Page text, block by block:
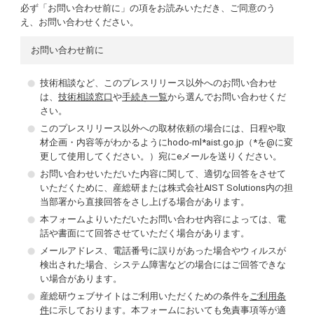
必ず「お問い合わせ前に」の項をお読みいただき、ご同意のう
え、お問い合わせください。
お問い合わせ前に
技術相談など、このプレスリリース以外へのお問い合わせ
は、技術相談窓口や手続き一覧から選んでお問い合わせくだ
さい。
このプレスリリース以外への取材依頼の場合には、日程や取
材企画・内容等がわかるようにhodo-ml*aist.go.jp（*を@に変
更して使用してください。）宛にeメールを送りください。
お問い合わせいただいた内容に関して、適切な回答をさせて
いただくために、産総研または株式会社AIST Solutions内の担
当部署から直接回答をさし上げる場合があります。
本フォームよりいただいたお問い合わせ内容によっては、電
話や書面にて回答させていただく場合があります。
メールアドレス、電話番号に誤りがあった場合やウィルスが
検出された場合、システム障害などの場合にはご回答できな
い場合があります。
産総研ウェブサイトはご利用いただくための条件を ご利用条
件に示しております。本フォームにおいても免責事項等が適